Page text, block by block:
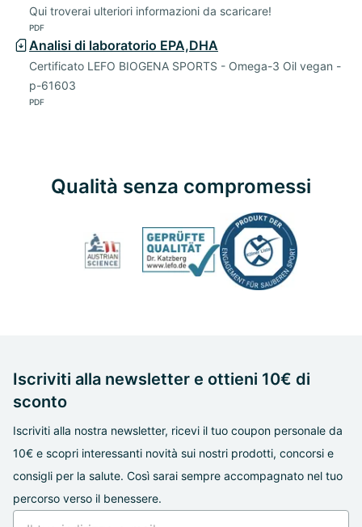
Qui troverai ulteriori informazioni da scaricare!
PDF
Analisi di laboratorio EPA,DHA
Certificato LEFO BIOGENA SPORTS - Omega-3 Oil vegan -
p-61603
PDF
Qualità senza compromessi
Iscriviti alla newsletter e ottieni 10€ di
sconto
Iscriviti alla nostra newsletter, ricevi il tuo coupon personale da
10€ e scopri interessanti novità sui nostri prodotti, concorsi e
consigli per la salute. Così sarai sempre accompagnato nel tuo
percorso verso il benessere.